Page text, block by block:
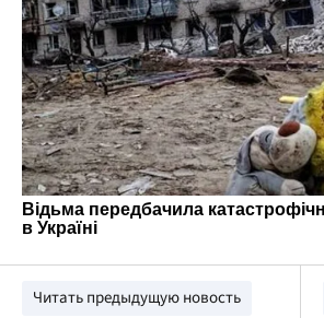
Читать предыдущую новость